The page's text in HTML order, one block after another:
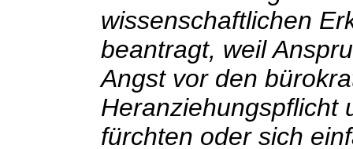
wissenschaftlichen
beantragt, weil
Angst vor den
Heranziehungspflicht
fürchten oder sich